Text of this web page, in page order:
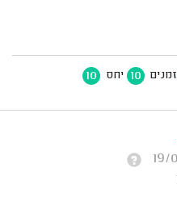
זמנים 10 יחס 10